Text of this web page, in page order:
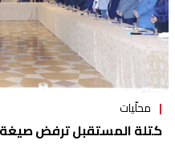
محلّيات
كتلة المستقبل ترفض صيغة